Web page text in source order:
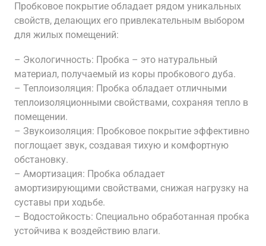
Пробковое покрытие обладает рядом уникальных
свойств, делающих его привлекательным выбором
для жилых помещений:
– Экологичность: Пробка – это натуральный
материал, получаемый из коры пробкового дуба.
– Теплоизоляция: Пробка обладает отличными
теплоизоляционными свойствами, сохраняя тепло в
помещении.
– Звукоизоляция: Пробковое покрытие эффективно
поглощает звук, создавая тихую и комфортную
обстановку.
– Амортизация: Пробка обладает
амортизирующими свойствами, снижая нагрузку на
суставы при ходьбе.
– Водостойкость: Специально обработанная пробка
устойчива к воздействию влаги.